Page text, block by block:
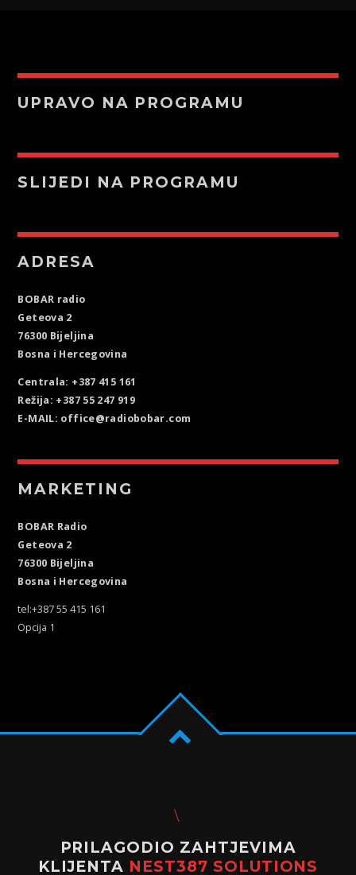
UPRAVO NA PROGRAMU
SLIJEDI NA PROGRAMU
ADRESA
BOBAR radio
Geteova 2
76300 Bijeljina
Bosna i Hercegovina
Centrala: +387 415 161
Režija: +387 55 247 919
E-MAIL: office@radiobobar.com
MARKETING
BOBAR Radio
Geteova 2
76300 Bijeljina
Bosna i Hercegovina
tel:+387 55 415 161
Opcija 1
PRILAGODIO ZAHTJEVIMA
KLIJENTA NEST387 SOLUTIONS